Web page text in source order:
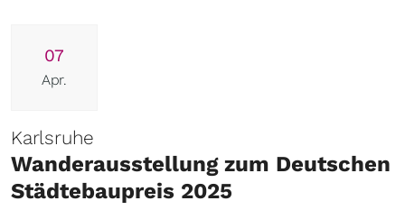
07
Apr.
Karlsruhe
Wanderausstellung zum Deutschen
Städtebaupreis 2025